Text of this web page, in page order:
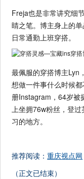
Freja也是非常讲究细
睛之笔。博主身上的
日常通勤上班穿搭。
最佩服的穿搭博主Lyn
想做一件事什么时候
册Instagram，64岁被
上坐拥76w粉丝，登
习的地方。
推荐阅读：重庆视点网
（正文已结束）